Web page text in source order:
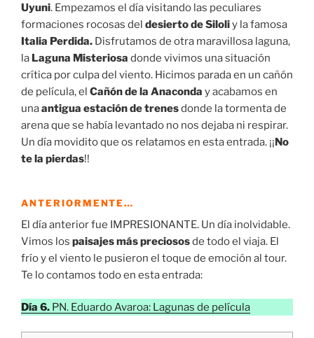
Uyuni. Empezamos el día visitando las peculiares
formaciones rocosas del desierto de Siloliy la famosa
Italia Perdida. Disfrutamos de otra maravillosa laguna,
la Laguna Misteriosa donde vivimos una situación
crítica por culpa del viento. Hicimos parada en un cañón
de película, el Cañón de la Anaconda y acabamos en
unaantigua estación de trenesdonde la tormenta de
arena que se había levantado no nos dejaba ni respirar.
Un día movidito que os relatamos en esta entrada. ¡¡No
te la pierdas!!
ANTERIORMENTE…
El día anterior fue IMPRESIONANTE. Un día inolvidable.
Vimos los paisajes más preciososde todo el viaja. El
frío y el viento le pusieron el toque de emoción al tour.
Te lo contamos todo en esta entrada:
Día 6. PN. Eduardo Avaroa: Lagunas de película